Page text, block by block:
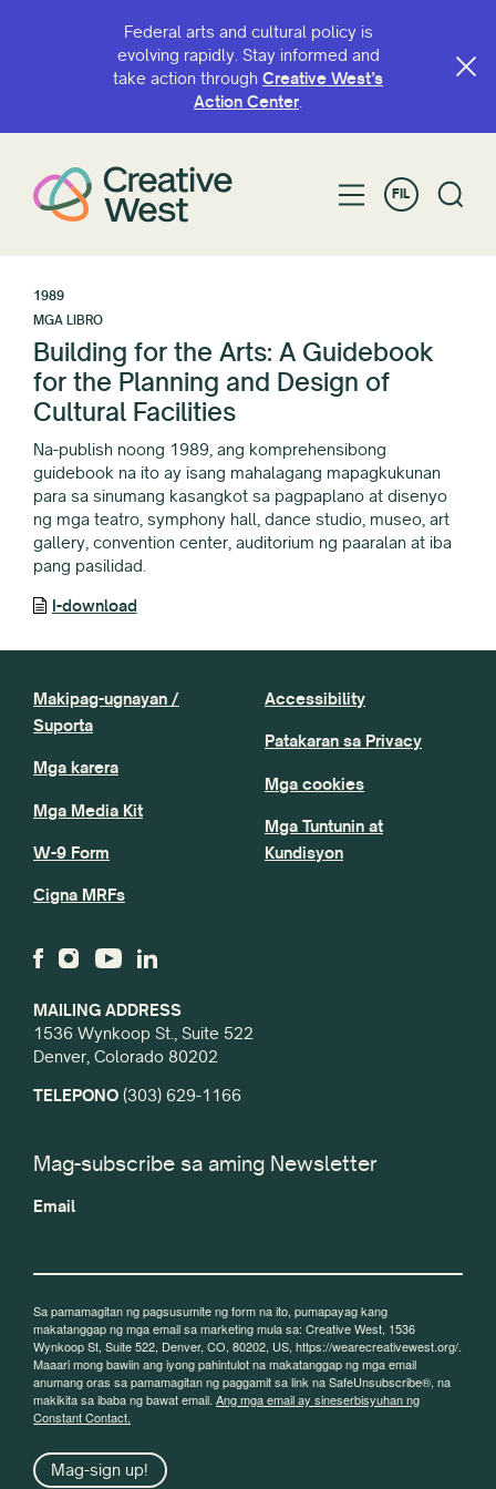
Federal arts and cultural policy is
evolving rapidly. Stay informed and
take action through Creative West’s
Action Center.
FIL
1989
MGA LIBRO
Building for the Arts: A Guidebook
for the Planning and Design of
Cultural Facilities
Na-publish noong 1989, ang komprehensibong
guidebook na ito ay isang mahalagang mapagkukunan
para sa sinumang kasangkot sa pagpaplano at disenyo
ng mga teatro, symphony hall, dance studio, museo, art
gallery, convention center, auditorium ng paaralan at iba
pang pasilidad.
I-download
MAILING ADDRESS
1536 Wynkoop St., Suite 522
Denver, Colorado 80202
TELEPONO (303) 629-1166
Makipag-ugnayan /
Suporta
Mga karera
Mga Media Kit
W-9 Form
Cigna MRFs
Accessibility
Patakaran sa Privacy
Mga cookies
Mga Tuntunin at
Kundisyon
Mag-subscribe sa aming Newsletter
Email
Sa pamamagitan ng pagsusumite ng form na ito, pumapayag kang
makatanggap ng mga email sa marketing mula sa: Creative West, 1536
Wynkoop St, Suite 522, Denver, CO, 80202, US, https://wearecreativewest.org/.
Maaari mong bawiin ang iyong pahintulot na makatanggap ng mga email
anumang oras sa pamamagitan ng paggamit sa link na SafeUnsubscribe®, na
makikita sa ibaba ng bawat email. Ang mga email ay sineserbisyuhan ng
Constant Contact.
Mag-sign up!